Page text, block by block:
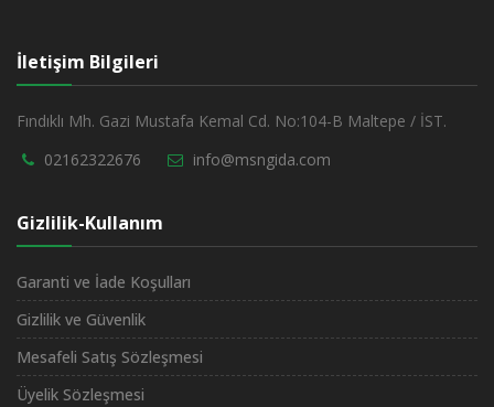
İletişim Bilgileri
Fındıklı Mh. Gazi Mustafa Kemal Cd. No:104-B Maltepe / İST.
02162322676
info@msngida.com
Gizlilik-Kullanım
Garanti ve İade Koşulları
Gizlilik ve Güvenlik
Mesafeli Satış Sözleşmesi
Üyelik Sözleşmesi